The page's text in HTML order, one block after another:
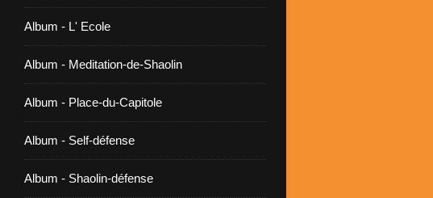
Album - L' Ecole
Album - Meditation-de-Shaolin
Album - Place-du-Capitole
Album - Self-défense
Album - Shaolin-défense